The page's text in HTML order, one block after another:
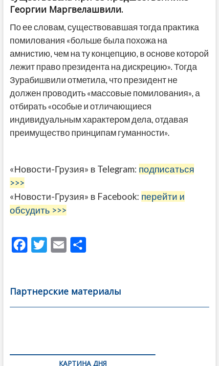
Георгии Маргвелашвили.
По ее словам, существовавшая тогда практика
помилования «больше была похожа на
амнистию, чем на ту концепцию, в основе которой
лежит право президента на дискрецию». Тогда
Зурабишвили отметила, что президент не
должен проводить «массовые помилования», а
отбирать «особые и отличающиеся
индивидуальным характером дела, отдавая
преимущество принципам гуманности».
«Новости-Грузия» в Telegram: подписаться
>>>
«Новости-Грузия» в Facebook: перейти и
обсудить >>>
F
b
o
T
er
E
l
О
а
в
Партнерские материалы
по
КАРТИНА ДНЯ